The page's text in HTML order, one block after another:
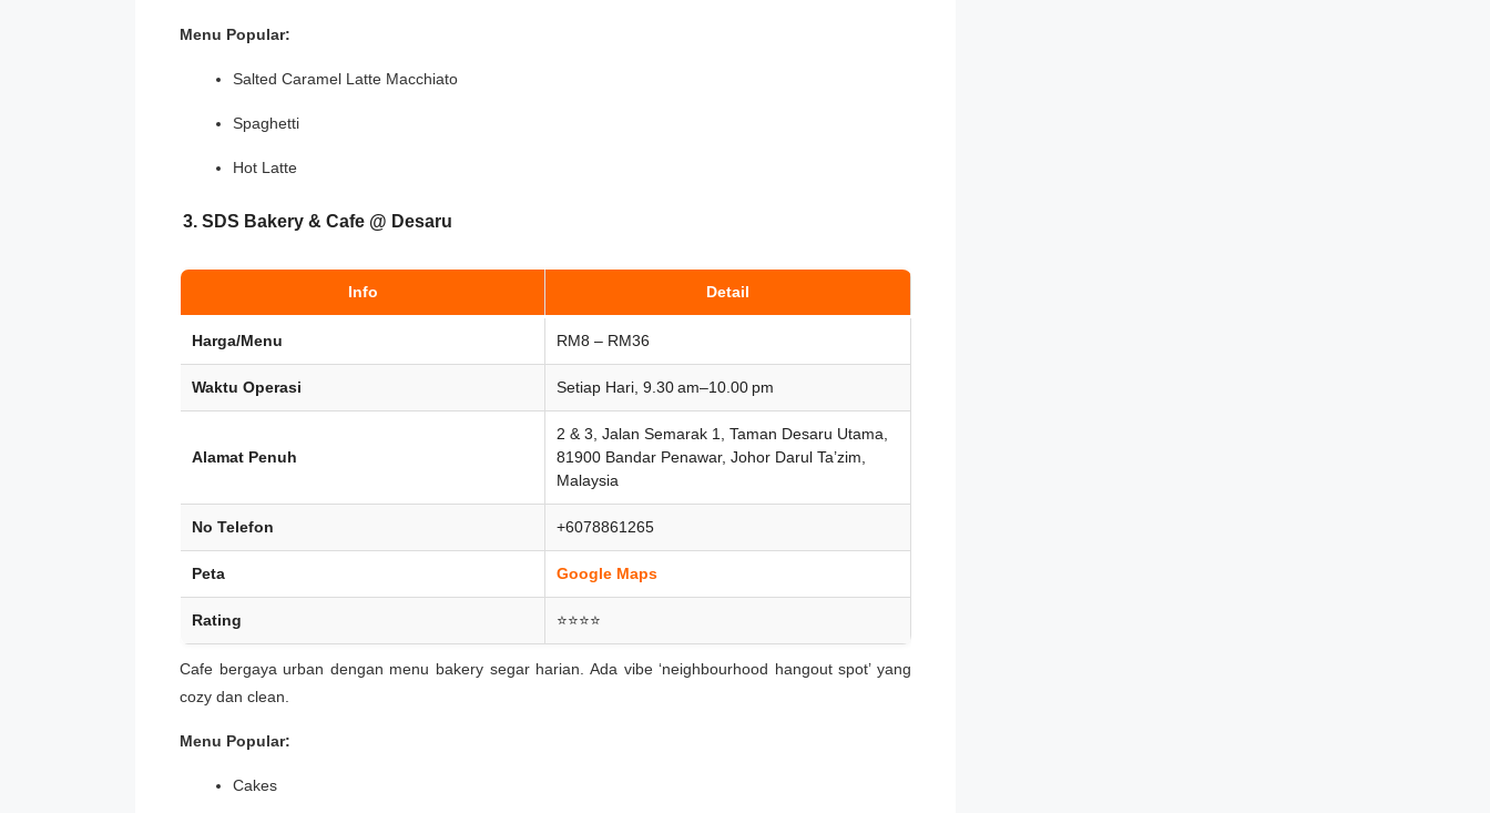
Menu Popular:
Salted Caramel Latte Macchiato
Spaghetti
Hot Latte
3. SDS Bakery & Cafe @ Desaru
Info Detail
Harga/Menu RM8 – RM36
Waktu Operasi Setiap Hari, 9.30 am–10.00 pm
Alamat Penuh
2 & 3, Jalan Semarak 1, Taman Desaru Utama,
81900 Bandar Penawar, Johor Darul Ta’zim,
Malaysia
No Telefon +6078861265
Peta Google Maps
Rating ⭐⭐⭐⭐
Cafe bergaya urban dengan menu bakery segar harian. Ada vibe ‘neighbourhood hangout spot’ yang
cozy dan clean.
Menu Popular:
Cakes